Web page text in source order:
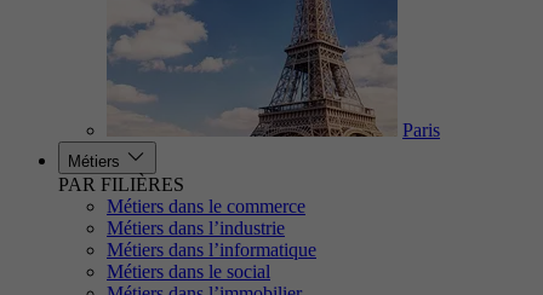
Paris
Métiers
PAR FILIÈRES
Métiers dans le commerce
Métiers dans l’industrie
Métiers dans l’informatique
Métiers dans le social